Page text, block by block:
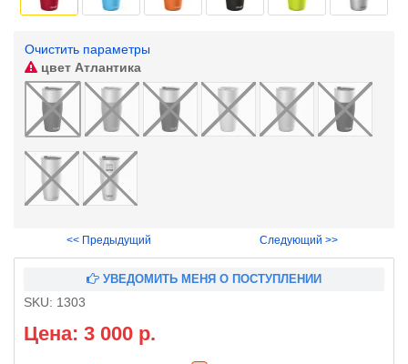
Очистить параметры
цвет Атлантика
<< Предыдущий Следующий >>
УВЕДОМИТЬ МЕНЯ О ПОСТУПЛЕНИИ
SKU: 1303
Цена: 3 000 р.